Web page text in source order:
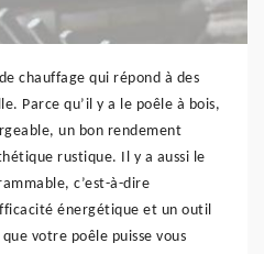
chauffage qui répond à des
Parce qu’il y a le poêle à bois,
un bon rendement
rustique. Il y a aussi le
c’est-à-dire
énergétique et un outil
votre poêle puisse vous